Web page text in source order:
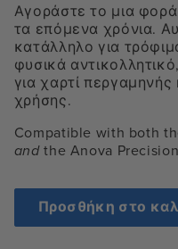
Αγοράστε το μια φορά
τα επόμενα χρόνια.
κατάλληλο για
φυσικά
για χαρτί
χρήσης.
Compatible with both
andthe Anova
Προσθήκη στο